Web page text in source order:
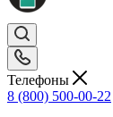
Телефоны
8 (800) 500-00-22